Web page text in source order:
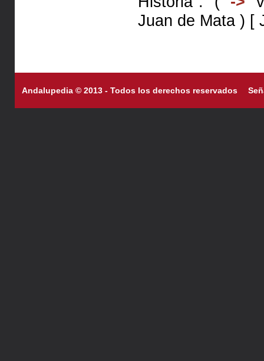
Juan de Mata ) [
Andalupedia © 2013 - Todos los derechos reservados